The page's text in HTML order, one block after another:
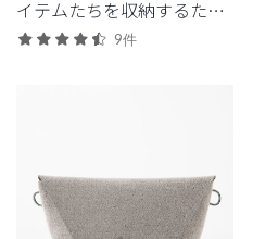
イテムたちを収納するため
のクラシコオリジナルのペ
9件